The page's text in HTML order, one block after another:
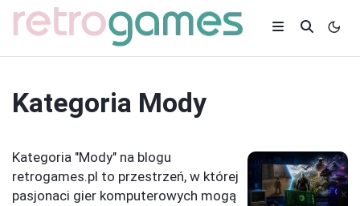
Kategoria Mody
Kategoria "Mody" na blogu
retrogames.pl to przestrzeń, w której
pasjonaci gier komputerowych mogą